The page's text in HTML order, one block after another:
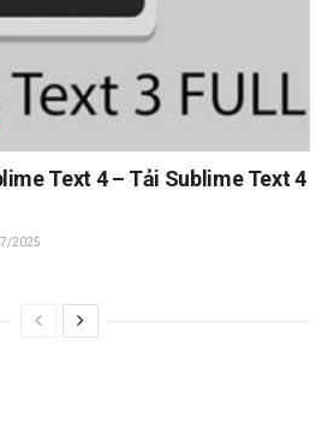
Text 4 – Tải Sublime Text 4
2025